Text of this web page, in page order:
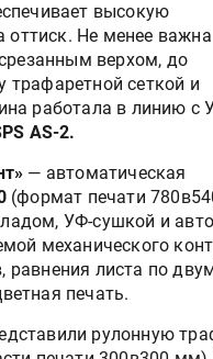
высокую
оттиск. Не менее важна
верхом, до
сеткой и
работала в линию с
AS-2.
— автоматическая
(формат печати
УФ-сушкой и
механического
листа по
печать.
рулонную